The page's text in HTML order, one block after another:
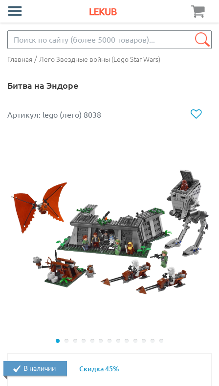
Главная / Лего Звездные войны (Lego Star Wars)
Битва на Эндоре
Артикул: lego (лего) 8038
В наличии Скидка 45%